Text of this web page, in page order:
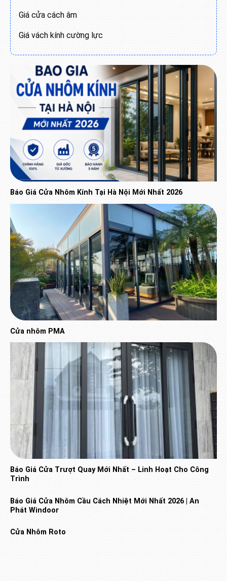
Giá cửa cách âm
Giá vách kính cường lực
Báo Giá Cửa Nhôm Kính Tại Hà Nội Mới Nhất 2026
Cửa nhôm PMA
Báo Giá Cửa Trượt Quay Mới Nhất – Linh Hoạt Cho Công
Trình
Báo Giá Cửa Nhôm Cầu Cách Nhiệt Mới Nhất 2026 | An
Phát Windoor
Cửa Nhôm Roto